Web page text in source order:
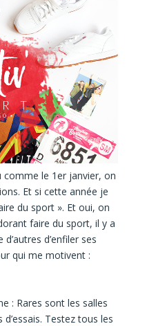
comme le 1er janvier, on
Et si cette année je
du sport ». Et oui, on
faire du sport, il y a
d’enfiler ses
qui me motivent :
: Rares sont les salles
Testez tous les